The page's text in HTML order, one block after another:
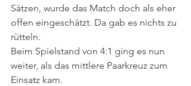
Sätzen, wurde das Match doch als eher
offen eingeschätzt. Da gab es nichts zu
rütteln.
Beim Spielstand von 4:1 ging es nun
weiter, als das mittlere Paarkreuz zum
Einsatz kam.